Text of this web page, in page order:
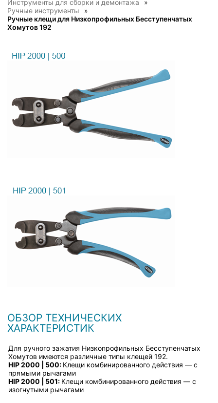
Инструменты для сборки и демонтажа
Ручные инструменты
Ручные клещи для Низкопрофильных Бесступенчатых
Хомутов 192
ОБЗОР ТЕХНИЧЕСКИХ
ХАРАКТЕРИСТИК
Для ручного зажатия Низкопрофильных Бесступенчатых
Хомутов имеются различные типы клещей 192.
HIP 2000 | 500: Клещи комбинированного действия — с
прямыми рычагами
HIP 2000 | 501: Клещи комбинированного действия — с
изогнутыми рычагами